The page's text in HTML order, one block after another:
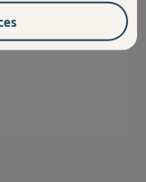
SAV, je vais avoir
raison que je viens
en privé.